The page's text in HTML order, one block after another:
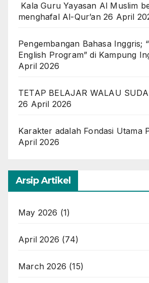
Kala Guru Yayasan Al Muslim
menghafal Al-Qur’an 26 April
Pengembangan Bahasa Inggris;
English Program” di Kampung
April 2026
TETAP BELAJAR WALAU
26 April 2026
Karakter adalah Fondasi Utama
April 2026
Arsip Artikel
May 2026 (1)
April 2026 (74)
March 2026 (15)